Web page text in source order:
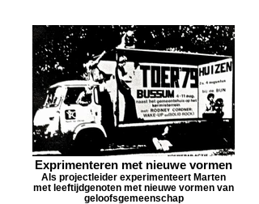
Exprimenteren met nieuwe vormen
Als projectleider experimenteert Marten
met leeftijdgenoten met nieuwe vormen van
geloofsgemeenschap